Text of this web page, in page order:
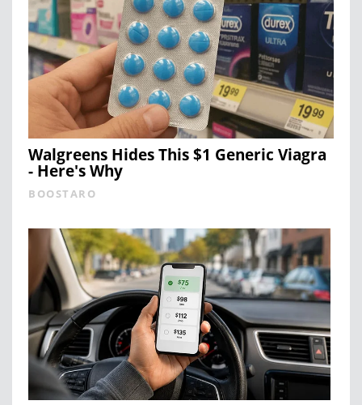
Walgreens Hides This $1 Generic Viagra
- Here's Why
BOOSTARO